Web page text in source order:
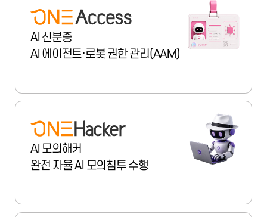
AI 신분증
AI 에이전트·로봇 권한 관리(AAM)
AI 모의해커
완전 자율 AI 모의침투 수행